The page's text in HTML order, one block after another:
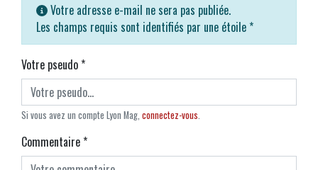
Votre adresse e-mail ne sera pas publiée.
Les champs requis sont identifiés par une étoile *
Votre pseudo*
Si vous avez un compte Lyon Mag, connectez-vous.
Commentaire*